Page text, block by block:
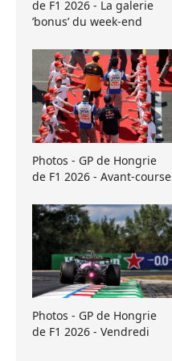
de F1 2026 - La galerie
’bonus’ du week-end
Photos - GP de Hongrie
de F1 2026 - Avant-course
Photos - GP de Hongrie
de F1 2026 - Vendredi